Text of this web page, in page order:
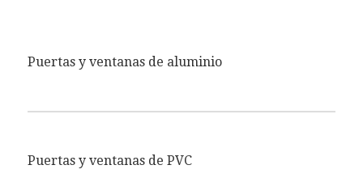
Puertas y ventanas de aluminio
Puertas y ventanas de PVC